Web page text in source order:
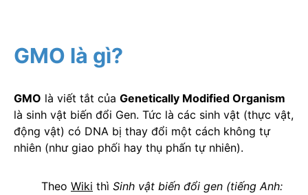
GMO là gì?
GMO là viết tắt của Genetically Modified Organism
là sinh vật biến đổi Gen. Tức là các sinh vật (thực vật,
động vật) có DNA bị thay đổi một cách không tự
nhiên (như giao phối hay thụ phấn tự nhiên).
Theo Wiki thì Sinh vật biến đổi gen (tiếng Anh: